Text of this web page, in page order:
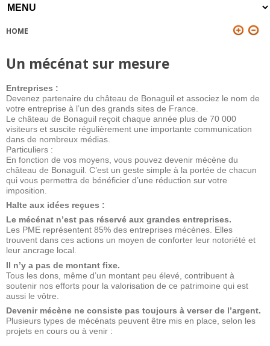
HOME
Un mécénat sur mesure
Entreprises :
Devenez partenaire du château de Bonaguil et associez le nom de
votre entreprise à l’un des grands sites de France.
Le château de Bonaguil reçoit chaque année plus de 70 000
visiteurs et suscite régulièrement une importante communication
dans de nombreux médias.
Particuliers :
En fonction de vos moyens, vous pouvez devenir mécène du
château de Bonaguil. C’est un geste simple à la portée de chacun
qui vous permettra de bénéficier d’une réduction sur votre
imposition.
Halte aux idées reçues :
Le mécénat n’est pas réservé aux grandes entreprises.
Les PME représentent 85% des entreprises mécènes. Elles
trouvent dans ces actions un moyen de conforter leur notoriété et
leur ancrage local.
Il n’y a pas de montant fixe.
Tous les dons, même d’un montant peu élevé, contribuent à
soutenir nos efforts pour la valorisation de ce patrimoine qui est
aussi le vôtre.
Devenir mécène ne consiste pas toujours à verser de l’argent.
Plusieurs types de mécénats peuvent être mis en place, selon les
projets en cours ou à venir :